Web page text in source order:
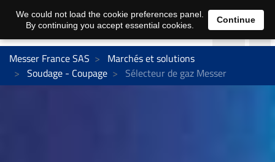
Messer France SAS
Marchés et solutions
Soudage - Coupage
Sélecteur de gaz Messer
We could not load the cookie preferences panel.
By continuing you accept essential cookies.
Continue